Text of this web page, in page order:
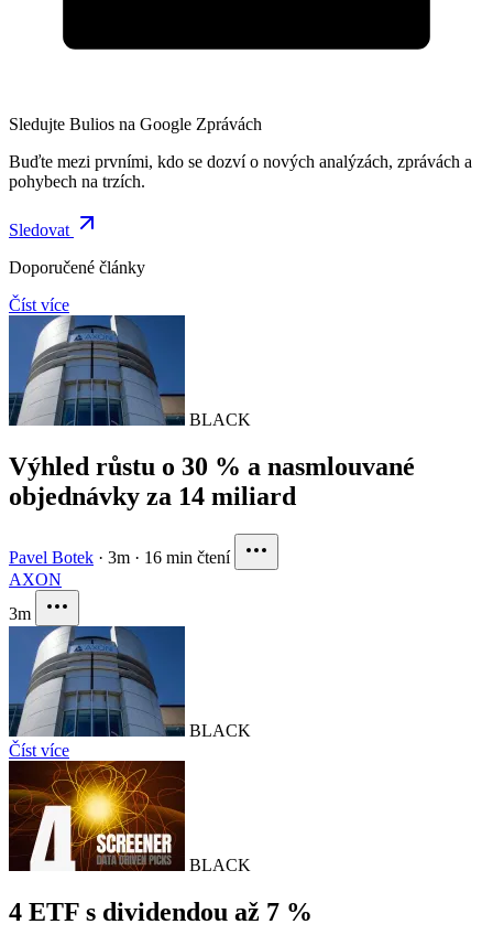
Sledujte Bulios na Google Zprávách
Buďte mezi prvními, kdo se dozví o nových analýzách, zprávách a
pohybech na trzích.
Sledovat
Doporučené články
Číst více
BLACK
Výhled růstu o 30 % a nasmlouvané
objednávky za 14 miliard
Pavel Botek · 3m · 16 min čtení
AXON
3m
BLACK
Číst více
BLACK
4 ETF s dividendou až 7 %